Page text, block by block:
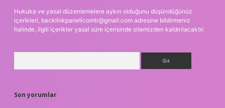
Hukuka ve yasal düzenlemelere aykırı olduğunu düşündüğünüz
içerikleri, backlinkpanelicomtr@gmail.com adresine bildirmeniz
halinde, ilgili içerikler yasal süre içerisinde sitemizden kaldırılacaktır.
Son yorumlar